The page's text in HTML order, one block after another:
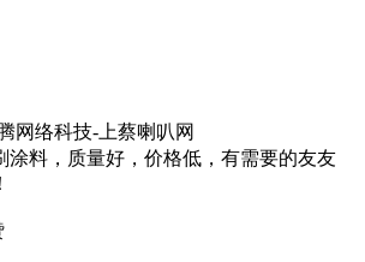
网络科技-上蔡喇叭网
涂料，质量好，价格低，有需要的友友